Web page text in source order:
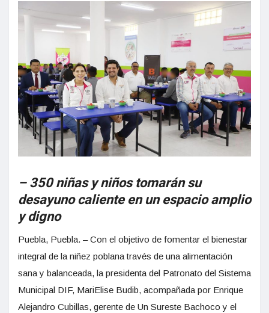
– 350 niñas y niños tomarán su
desayuno caliente en un espacio amplio
y digno
Puebla, Puebla. – Con el objetivo de fomentar el bienestar
integral de la niñez poblana través de una alimentación
sana y balanceada, la presidenta del Patronato del Sistema
Municipal DIF, MariElise Budib, acompañada por Enrique
Alejandro Cubillas, gerente de Un Sureste Bachoco y el